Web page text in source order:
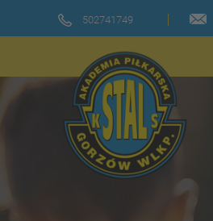
502741749